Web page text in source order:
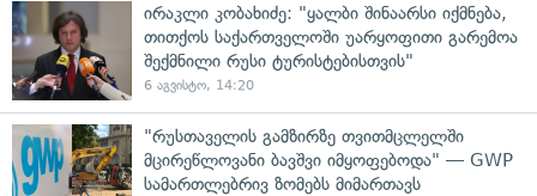
ირაკლი კობახიძე: "ყალბი შინაარსი იქმნება,
თითქოს საქართველოში უარყოფითი გარემოა
შექმნილი რუსი ტურისტებისთვის"
6 აგვისტო, 14:20
"რუსთაველის გამზირზე თვითმცლელში
მცირეწლოვანი ბავშვი იმყოფებოდა" — GWP
სამართლებრივ ზომებს მიმართავს